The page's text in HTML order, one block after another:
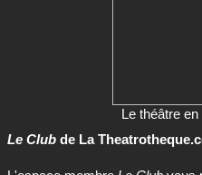
Le théâtre
Le Club de La